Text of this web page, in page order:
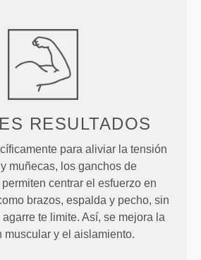
RESULTADOS
para aliviar la tensión
muñecas, los ganchos de
centrar el esfuerzo en
brazos, espalda y pecho, sin
te limite. Así, se mejora la
muscular y el aislamiento.